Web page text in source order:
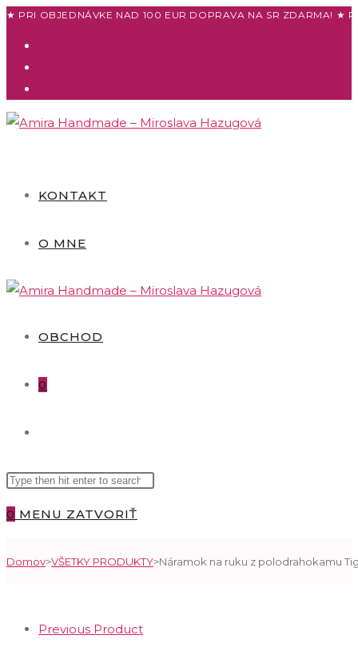
Skip
★ PRI OBJEDNÁVKE NAD 100 EUR DOPRAVA NA SR ZDARMA! ★
KONTAKT
O MNE
OBCHOD
0
WEBSITE
Search
website
0 MENU ZATVORIŤ
Domov>VŠETKY PRODUKTY>Náramok na ruku z polodrahokamu
Previous Product